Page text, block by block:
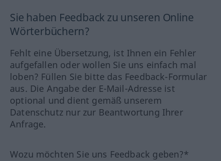
Sie haben Feedback zu unseren Online
Wörterbüchern?
Fehlt eine Übersetzung, ist Ihnen ein Fehler
aufgefallen oder wollen Sie uns einfach mal
loben? Füllen Sie bitte das Feedback-Formular
aus. Die Angabe der E-Mail-Adresse ist
optional und dient gemäß unserem
Datenschutz nur zur Beantwortung Ihrer
Anfrage.
Wozu möchten Sie uns Feedback geben?*